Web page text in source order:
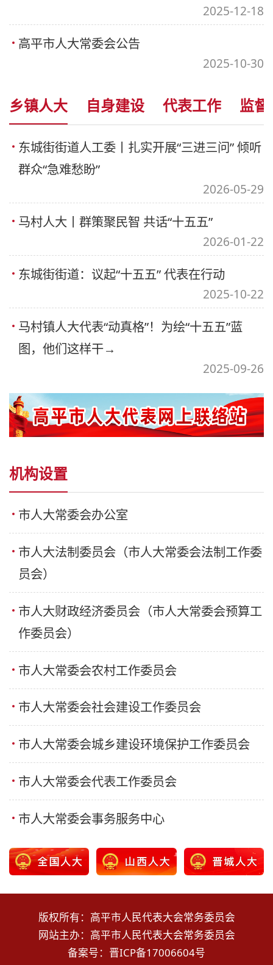
2025-12-18
高平市人大常委会公告
2025-10-30
乡镇人大 自身建设 代表工作 监
东城街街道人工委丨扎实开展“三进三问” 倾听
群众“急难愁盼”
2026-05-29
马村人大丨群策聚民智 共话“十五五”
2026-01-22
东城街街道：议起“十五五” 代表在行动
2025-10-22
马村镇人大代表“动真格”！为绘“十五五”蓝
图，他们这样干→
2025-09-26
机构设置
市人大常委会办公室
市人大法制委员会（市人大常委会法制工作委
员会）
市人大财政经济委员会（市人大常委会预算工
作委员会）
市人大常委会农村工作委员会
市人大常委会社会建设工作委员会
市人大常委会城乡建设环境保护工作委员会
市人大常委会代表工作委员会
市人大常委会事务服务中心
版权所有：高平市人民代表大会常务委员会
网站主办：高平市人民代表大会常务委员会
备案号： 晋ICP备17006604号